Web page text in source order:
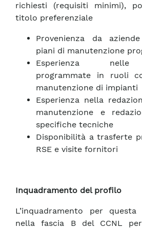
richiesti (requisiti minimi),
titolo preferenziale
Provenienza da
piani di manutenzione
Esperienza nelle
programmate in ruoli
manutenzione di impianti
Esperienza nella
manutenzione e
specifiche tecniche
Disponibilità a trasferte
RSE e visite fornitori
Inquadramento del profilo
L’inquadramento per
nella fascia B del CCNL